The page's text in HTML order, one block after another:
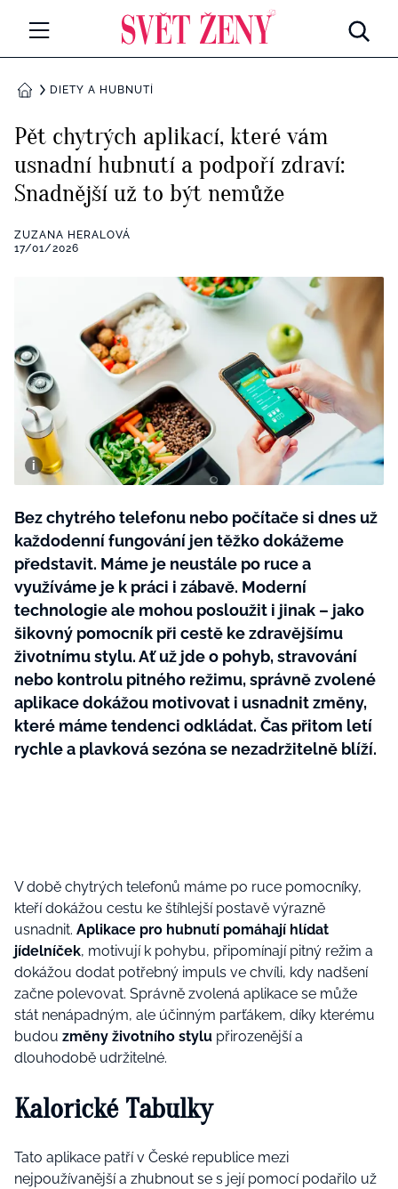
Všechny kategorie
Rozhovory
RETROHUBKY
Všechny kategorie
Všechny kategorie
Životní styl
Všechny kategorie
Testy a kvízy
BYDLENÍ
Všechny kategorie
Tvoření
Rady a tipy
BurdaMedia
Extra
SVĚT ŽENY - 599 KČ
ROČNÍ PŘEDPLATNÉ SVĚT ŽENY +
DOMŮDIETY A HUBNUTÍ
Pět chytrých aplikací, které vám
usnadní hubnutí a podpoří zdraví:
Snadnější už to být nemůže
ZUZANA HERALOVÁ
17/01/2026
Bez chytrého telefonu nebo počítače si dnes už
každodenní fungování jen těžko dokážeme
představit. Máme je neustále po ruce a
využíváme je k práci i zábavě. Moderní
technologie ale mohou posloužit i jinak – jako
šikovný pomocník při cestě ke zdravějšímu
životnímu stylu. Ať už jde o pohyb, stravování
nebo kontrolu pitného režimu, správně zvolené
aplikace dokážou motivovat i usnadnit změny,
které máme tendenci odkládat. Čas přitom letí
rychle a plavková sezóna se nezadržitelně blíží.
V době chytrých telefonů máme po ruce pomocníky,
kteří dokážou cestu ke štíhlejší postavě výrazně
usnadnit. Aplikace pro hubnutí pomáhají hlídat
jídelníček, motivují k pohybu, připomínají pitný režim a
dokážou dodat potřebný impuls ve chvíli, kdy nadšení
začne polevovat. Správně zvolená aplikace se může
stát nenápadným, ale účinným parťákem, díky kterému
budou změny životního stylu přirozenější a
dlouhodobě udržitelné.
Kalorické Tabulky
Tato aplikace patří v České republice mezi
nejpoužívanější a zhubnout se s její pomocí podařilo už